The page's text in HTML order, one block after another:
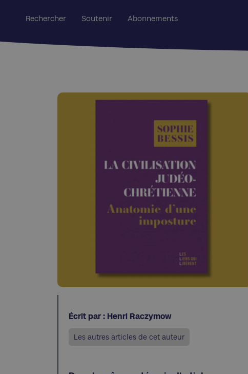
Rechercher Soutenir Abonnements
Écrit par : Henri Raczymow
Les autres articles de cet auteur